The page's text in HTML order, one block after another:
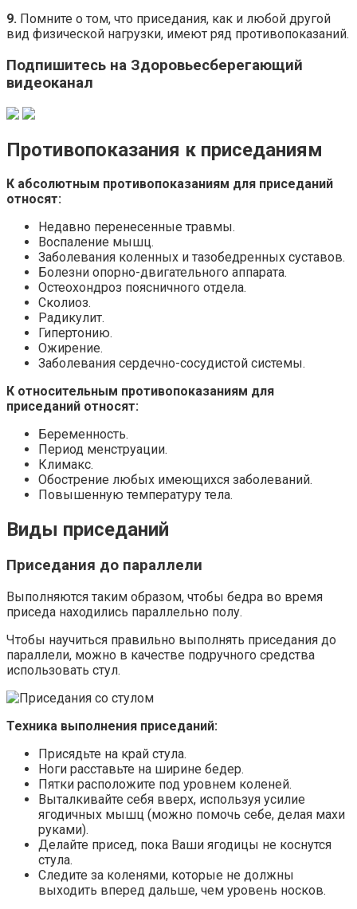
9. Помните о том, что приседания, как и любой другой
вид физической нагрузки, имеют ряд противопоказаний.
Подпишитесь на Здоровьесберегающий
видеоканал
Противопоказания к приседаниям
К абсолютным противопоказаниям для приседаний
относят:
Недавно перенесенные травмы.
Воспаление мышц.
Заболевания коленных и тазобедренных суставов.
Болезни опорно-двигательного аппарата.
Остеохондроз поясничного отдела.
Сколиоз.
Радикулит.
Гипертонию.
Ожирение.
Заболевания сердечно-сосудистой системы.
К относительным противопоказаниям для
приседаний относят:
Беременность.
Период менструации.
Климакс.
Обострение любых имеющихся заболеваний.
Повышенную температуру тела.
Виды приседаний
Приседания до параллели
Выполняются таким образом, чтобы бедра во время
приседа находились параллельно полу.
Чтобы научиться правильно выполнять приседания до
параллели, можно в качестве подручного средства
использовать стул.
Техника выполнения приседаний:
Присядьте на край стула.
Ноги расставьте на ширине бедер.
Пятки расположите под уровнем коленей.
Выталкивайте себя вверх, используя усилие
ягодичных мышц (можно помочь себе, делая махи
руками).
Делайте присед, пока Ваши ягодицы не коснутся
стула.
Следите за коленями, которые не должны
выходить вперед дальше, чем уровень носков.